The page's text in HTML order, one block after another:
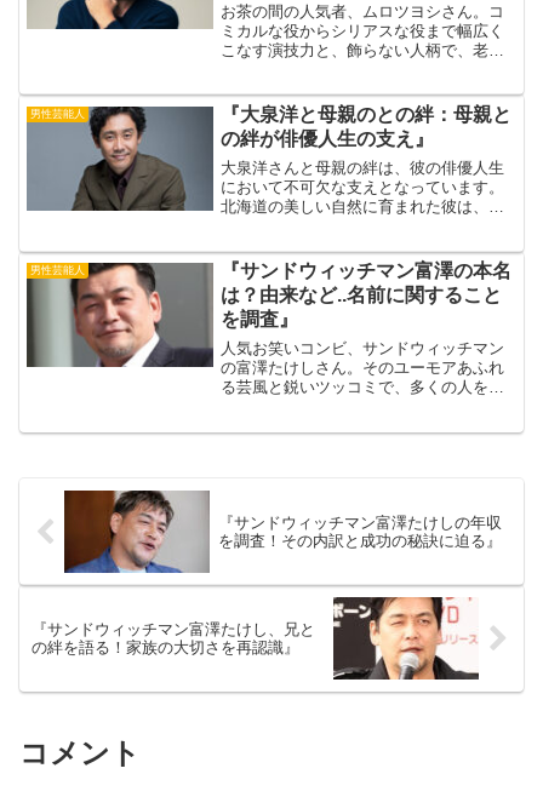
お茶の間の人気者、ムロツヨシさん。コ
ミカルな役からシリアスな役まで幅広く
こなす演技力と、飾らない人柄で、老若
いることをご存知でしょうか？今回は、
ムロツヨシさんの本名と芸...
男性芸能人
『大泉洋と母親のとの絆：母親と
の絆が俳優人生の支え』
大泉洋さんと母親の絆は、彼の俳優人生
において不可欠な支えとなっています。
北海道の美しい自然に育まれた彼は、母
彼の心の支えとなりました。出典元：
MANTANWEB（まんた...
男性芸能人
『サンドウィッチマン富澤の本名
は？由来など..名前に関すること
を調査』
人気お笑いコンビ、サンドウィッチマン
の富澤たけしさん。そのユーモアあふれ
る芸風と鋭いツッコミで、多くの人を魅
『サンドウィッチマン富澤たけしの年収
を調査！その内訳と成功の秘訣に迫る』
『サンドウィッチマン富澤たけし、兄と
の絆を語る！家族の大切さを再認識』
コメント